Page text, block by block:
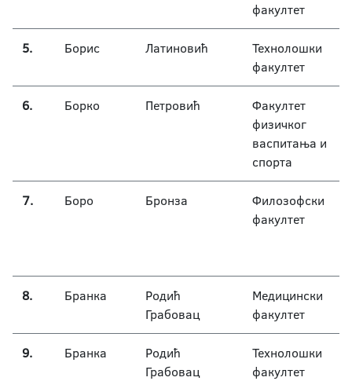
факултет
5. Борис Латиновић
Технолошки
факултет
6. Борко Петровић
Факултет
физичког
васпитања и
спорта
7. Боро Бронза
Филозофски
факултет
8. Бранка
Родић
Грабовац
Медицински
факултет
9. Бранка
Родић
Грабовац
Технолошки
факултет